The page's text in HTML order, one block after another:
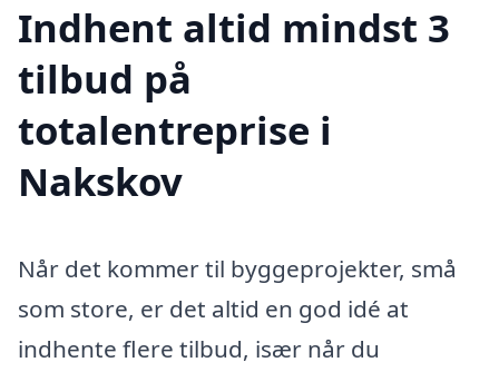
Indhent altid mindst 3
tilbud på
totalentreprise i
Nakskov
Når det kommer til byggeprojekter, små
som store, er det altid en god idé at
indhente flere tilbud, især når du